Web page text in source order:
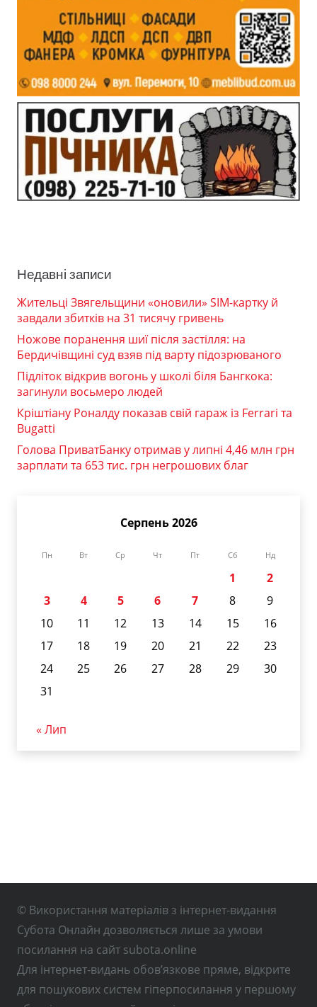
Недавні записи
Жительці Звягельщини «оновили» SIM-картку й
завдали збитків на 31 тисячу гривень
Ножове поранення шиї після застілля: на
Бердичівщині суд взяв під варту підозрюваного
Підліток відкрив вогонь у школі біля Бангкока:
загинули восьмеро людей
Кріштіану Роналду показав свій гараж із Ferrari та
Bugatti
Голова ПриватБанку отримав у липні 4,46 млн грн
зарплати та 653 тис. грн негрошових благ
Серпень 2026
Пн Вт Ср Чт Пт Сб Нд
1
2
3
4 5 6 7 8
9
10
11 12 13 14 15
16
17
18 19 20 21 22
23
24
25 26 27 28 29
30
31
« Лип
© Використання матеріалів з інтернет-видання
Субота Онлайн дозволяється лише за умови
посилання на сайт subota.online
Для інтернет-видань обов’язкове пряме, відкрите
для пошукових систем гіперпосилання у першому